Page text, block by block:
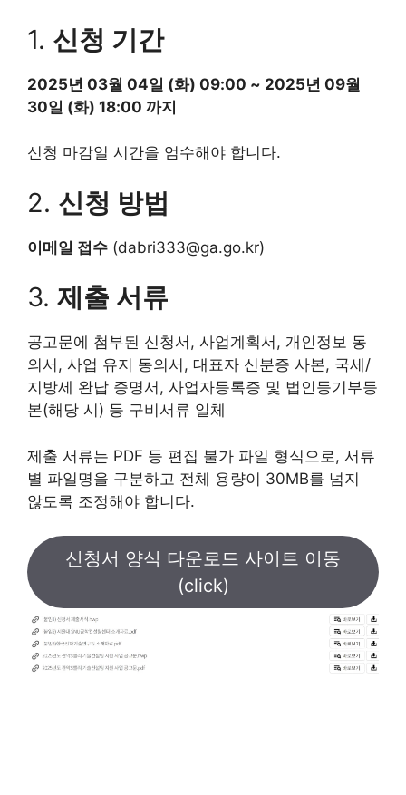
1. 신청 기간
2025년 03월 04일 (화) 09:00 ~ 2025년 09월
30일 (화) 18:00 까지
신청 마감일 시간을 엄수해야 합니다.
2. 신청 방법
이메일 접수 (dabri333@ga.go.kr)
3. 제출 서류
공고문에 첨부된 신청서, 사업계획서, 개인정보 동
의서, 사업 유지 동의서, 대표자 신분증 사본, 국세/
지방세 완납 증명서, 사업자등록증 및 법인등기부등
본(해당 시) 등 구비서류 일체
제출 서류는 PDF 등 편집 불가 파일 형식으로, 서류
별 파일명을 구분하고 전체 용량이 30MB를 넘지
않도록 조정해야 합니다.
신청서 양식 다운로드 사이트 이동
(click)